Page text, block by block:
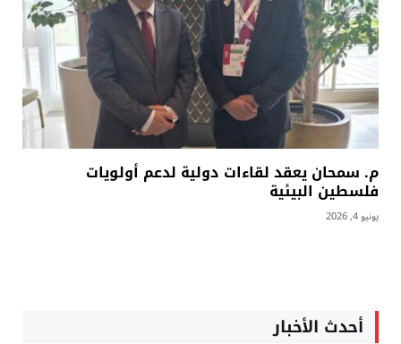
م. سمحان يعقد لقاءات دولية لدعم أولويات
فلسطين البيئية
يونيو 4, 2026
أحدث الأخبار